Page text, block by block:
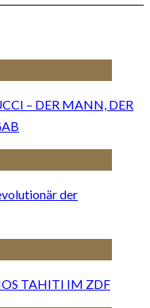
– DER MANN, DER
der
TAHITI IM ZDF